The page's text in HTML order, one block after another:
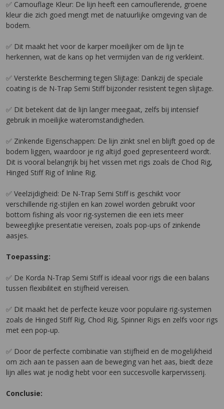
✅ Camouflage Kleur: De lijn heeft een camouflerende, groene
kleur die zich goed mengt met de natuurlijke omgeving van de
bodem.
✅ Dit maakt het voor de karper moeilijker om de lijn te
herkennen, wat de kans op het vermijden van de rig verkleint.
✅ Versterkte Bescherming tegen Slijtage: Dankzij de speciale
coating is de N-Trap Semi Stiff bijzonder resistent tegen slijtage.
✅ Dit betekent dat de lijn langer meegaat, zelfs bij intensief
gebruik in moeilijke wateromstandigheden.
✅ Zinkende Eigenschappen: De lijn zinkt snel en blijft goed op de
bodem liggen, waardoor je rig altijd goed gepresenteerd wordt.
Dit is vooral belangrijk bij het vissen met rigs zoals de Chod Rig,
Hinged Stiff Rig of Inline Rig.
✅ Veelzijdigheid: De N-Trap Semi Stiff is geschikt voor
verschillende rig-stijlen en kan zowel worden gebruikt voor
bottom fishing als voor rig-systemen die een iets meer
beweeglijke presentatie vereisen, zoals pop-ups of zinkende
aasjes.
Toepassing:
✅ De Korda N-Trap Semi Stiff is ideaal voor rigs die een balans
tussen flexibiliteit en stijfheid vereisen.
✅ Dit maakt het de perfecte keuze voor populaire rig-systemen
zoals de Hinged Stiff Rig, Chod Rig, Spinner Rigs en zelfs voor rigs
met een pop-up.
✅ Door de perfecte combinatie van stijfheid en de mogelijkheid
om zich aan te passen aan de beweging van het aas, biedt deze
lijn alles wat je nodig hebt voor een succesvolle karpervisserij.
Conclusie: